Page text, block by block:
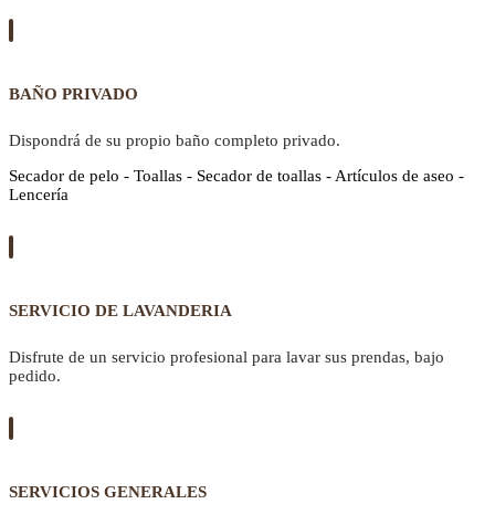
BAÑO PRIVADO
Dispondrá de su propio baño completo privado.
Secador de pelo - Toallas - Secador de toallas - Artículos de aseo -
Lencería
SERVICIO DE LAVANDERIA
Disfrute de un servicio profesional para lavar sus prendas, bajo
pedido.
SERVICIOS GENERALES